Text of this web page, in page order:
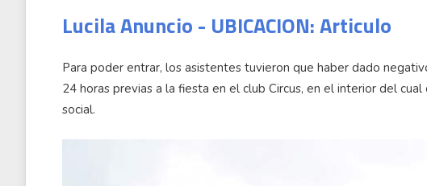
Lucila Anuncio - UBICACION: Articulo
Para poder entrar, los asistentes tuvieron que haber dado
24 horas previas a la fiesta en el club Circus, en el interior del
social.